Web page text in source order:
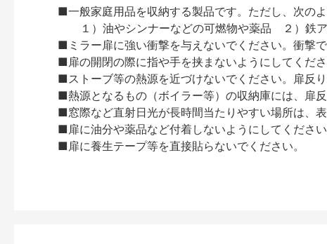
■一般家庭用品を収納する製品です。ただし、次の
１）油やシンナーなどの可燃物や薬品 ２）鉄
■ミラー扉に強い衝撃を与えないでください。衝撃で
■扉の開閉の際に指や手を挟まないようにしてくだ
■ストーブ等の熱源を近づけないでください。扉反
■熱源となるもの（ボイラー等）の収納庫には、扉
■窓際など直射日光が長時間当たりやすい場所は、
■扉に油分や薬品など付着しないようにしてくださ
■扉に養生テープ等を直接貼らないでください。